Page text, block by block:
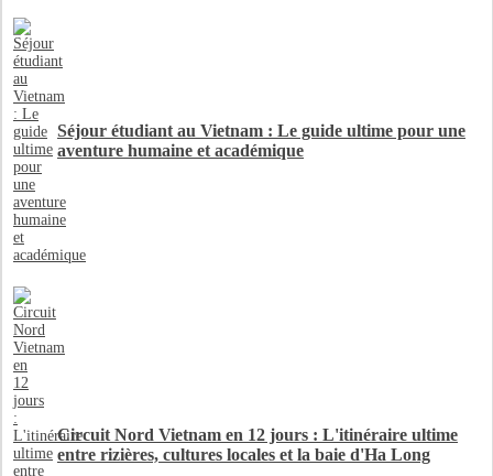
Séjour étudiant au Vietnam : Le guide ultime pour une
aventure humaine et académique
Circuit Nord Vietnam en 12 jours : L'itinéraire ultime
entre rizières, cultures locales et la baie d'Ha Long